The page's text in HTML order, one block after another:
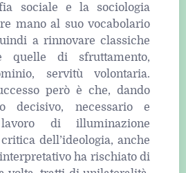
sociale e la sociologia
mano al suo vocabolario
a rinnovare classiche
quelle di sfruttamento,
servitù volontaria.
però è che, dando
decisivo, necessario e
lavoro di illuminazione
dell’ideologia, anche
ha rischiato di